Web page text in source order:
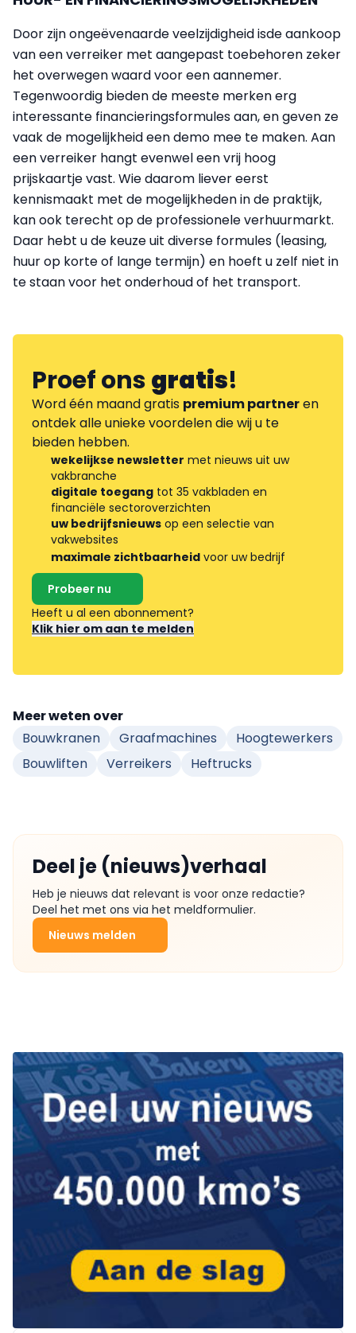
Door zijn ongeëvenaarde veelzijdigheid isde aankoop
van een verreiker met aangepast toebehoren zeker
het overwegen waard voor een aannemer.
Tegenwoordig bieden de meeste merken erg
interessante financieringsformules aan, en geven ze
vaak de mogelijkheid een demo mee te maken. Aan
een verreiker hangt evenwel een vrij hoog
prijskaartje vast. Wie daarom liever eerst
kennismaakt met de mogelijkheden in de praktijk,
kan ook terecht op de professionele verhuurmarkt.
Daar hebt u de keuze uit diverse formules (leasing,
huur op korte of lange termijn) en hoeft u zelf niet in
te staan voor het onderhoud of het transport.
Proef onsgratis!
Word één maand gratis premium partneren
ontdek alle unieke voordelen die wij u te
bieden hebben.
wekelijkse newsletter met nieuws uit uw
vakbranche
digitale toegang tot 35 vakbladen en
financiële sectoroverzichten
uw bedrijfsnieuws op een selectie van
vakwebsites
maximale zichtbaarheid voor uw bedrijf
Probeer nu
Heeft u al een abonnement?
Klik hier om aan te melden
Meer weten over
Bouwkranen
Graafmachines
Hoogtewerkers
Bouwliften
Verreikers Heftrucks
Deel je (nieuws)verhaal
Heb je nieuws dat relevant is voor onze redactie?
Deel het met ons via het meldformulier.
Nieuws melden